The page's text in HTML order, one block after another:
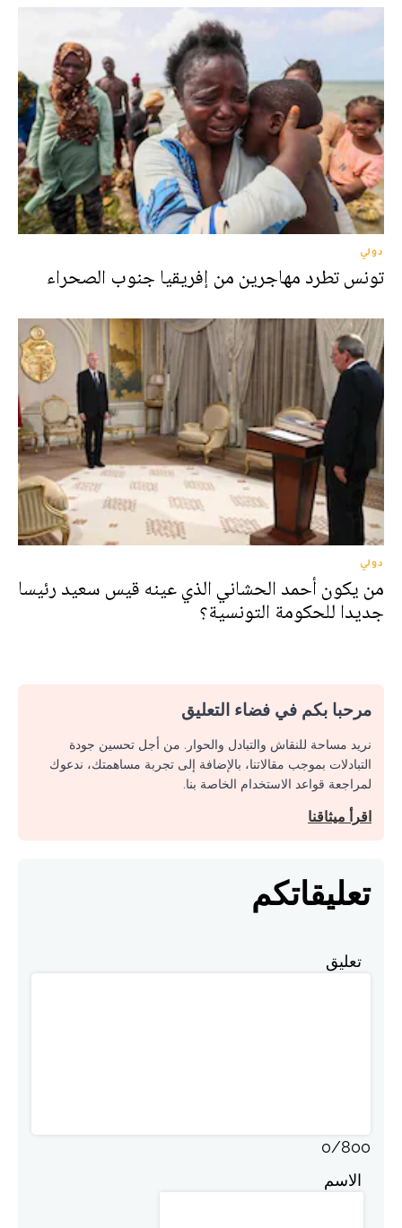
دولي
تونس تطرد مهاجرين من إفريقيا جنوب الصحراء
دولي
من يكون أحمد الحشاني الذي عينه قيس سعيد رئيسا
جديدا للحكومة التونسية؟
مرحبا بكم في فضاء التعليق
نريد مساحة للنقاش والتبادل والحوار. من أجل تحسين جودة
التبادلات بموجب مقالاتنا، بالإضافة إلى تجربة مساهمتك، ندعوك
لمراجعة قواعد الاستخدام الخاصة بنا.
اقرأ ميثاقنا
تعليقاتكم
تعليق
0/800
الاسم